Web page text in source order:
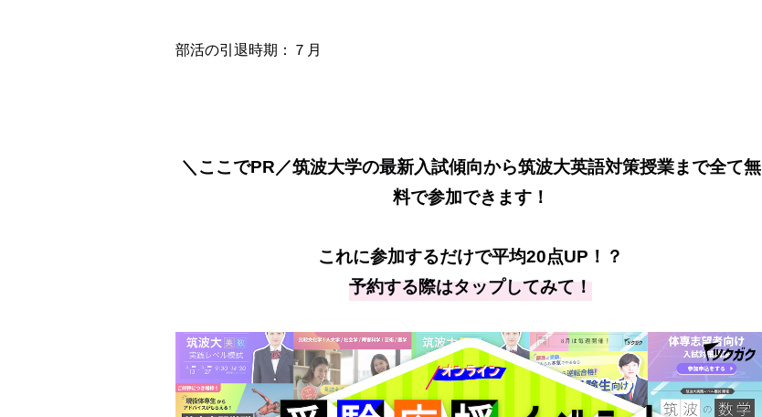
部活の引退時期：７月
＼ここでPR／筑波大学の最新入試傾向から筑波大英語対策授業まで全て無
料で参加できます！
これに参加するだけで平均20点UP！？
予約する際はタップしてみて！